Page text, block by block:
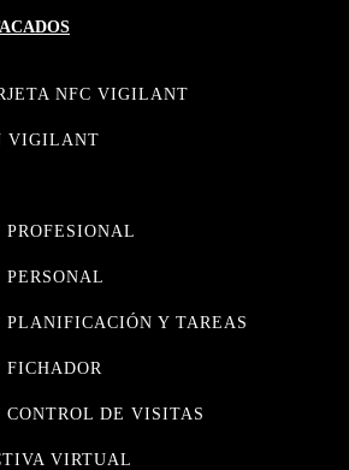
NFC VIGILANT
VIGILANT
Y TAREAS
DE VISITAS
VIRTUAL